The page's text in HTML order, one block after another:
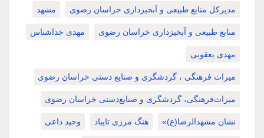
مدیرکل منابع طبیعی و آبخیزداری خراسان رضوی مشهد
منابع طبیعی و آبخیزداری خراسان رضوی مهدی خداشناس
مهدی یعقوبی
میراث فرهنگی ، گردشگری و صنایع دستی خراسان رضوی
میراث‌فرهنگی، گردشگری و صنایع‌دستی خراسان رضوی
نشان مشهدالرضا(ع)» هنگ مرزی تایباد وحید داعی